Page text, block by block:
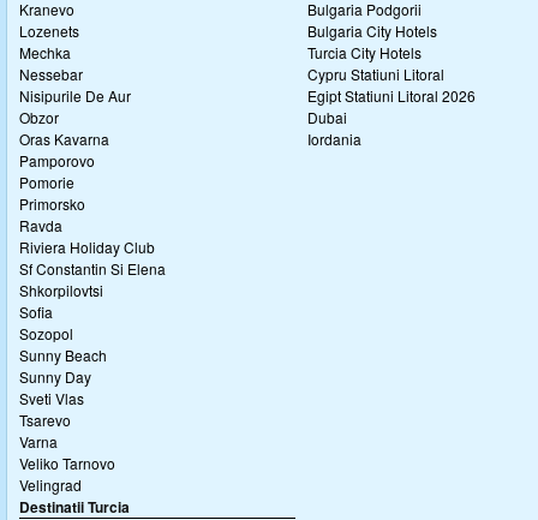
Kranevo
Lozenets
Mechka
Nessebar
Nisipurile De Aur
Obzor
Oras Kavarna
Pamporovo
Pomorie
Primorsko
Ravda
Riviera Holiday Club
Sf Constantin Si Elena
Shkorpilovtsi
Sofia
Sozopol
Sunny Beach
Sunny Day
Sveti Vlas
Tsarevo
Varna
Veliko Tarnovo
Velingrad
Destinatii Turcia
Bulgaria Podgorii
Bulgaria City Hotels
Turcia City Hotels
Cypru Statiuni Litoral
Egipt Statiuni Litoral 2026
Dubai
Iordania